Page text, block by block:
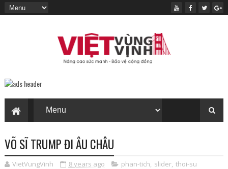
VÕ SĨ TRUMP ĐI ÂU CHÂU
VietVungVinh 8 years ago phan-tich, slider, thoi-su